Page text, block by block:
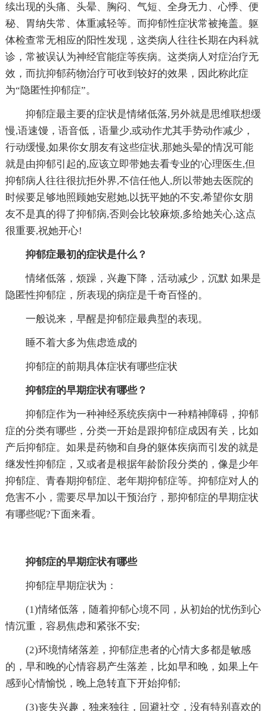
续出现的头痛、头晕、胸闷、气短、全身无力、心悸、便
秘、胃纳失常、体重减轻等。而抑郁性症状常被掩盖。躯
体检查常无相应的阳性发现，这类病人往往长期在内科就
诊，常被误认为神经官能症等疾病。这类病人对症治疗无
效，而抗抑郁药物治疗可收到较好的效果，因此称此症
为“隐匿性抑郁症”。
抑郁症最主要的症状是情绪低落,另外就是思维联想缓
慢,语速馒，语音低，语量少,或动作尤其手势动作减少，
行动缓慢,如果你女朋友有这些症状,那她头晕的情况可能
就是由抑郁引起的,应该立即带她去看专业的'心理医生,但
抑郁病人往往很抗拒外界,不信任他人,所以带她去医院的
时候要足够地照顾她安慰她,以抚平她的不安,希望你女朋
友不是真的得了抑郁病,否则会比较麻烦,多给她关心,这点
很重要,祝她开心!
抑郁症最初的症状是什么？
情绪低落，烦躁，兴趣下降，活动减少，沉默 如果是
隐匿性抑郁症，所表现的病症是千奇百怪的。
一般说来，早醒是抑郁症最典型的表现。
睡不着大多为焦虑造成的
抑郁症的前期具体症状有哪些症状
抑郁症的早期症状有哪些？
抑郁症作为一种神经系统疾病中一种精神障碍，抑郁
症的分类有哪些，分类一开始是跟抑郁症成因有关，比如
产后抑郁症。如果是药物和自身的躯体疾病而引发的就是
继发性抑郁症，又或者是根据年龄阶段分类的，像是少年
抑郁症、青春期抑郁症、老年期抑郁症等。抑郁症对人的
危害不小，需要尽早加以干预治疗，那抑郁症的早期症状
有哪些呢?下面来看。
抑郁症的早期症状有哪些
抑郁症早期症状为：
(1)情绪低落，随着抑郁心境不同，从初始的忧伤到心
情沉重，容易焦虑和紧张不安;
(2)环境情绪落差，抑郁症患者的心情大多都是敏感
的，早和晚的心情容易产生落差，比如早和晚，如果上午
感到心情愉悦，晚上急转直下开始抑郁;
(3)丧失兴趣，独来独往，回避社交，没有特别喜欢的